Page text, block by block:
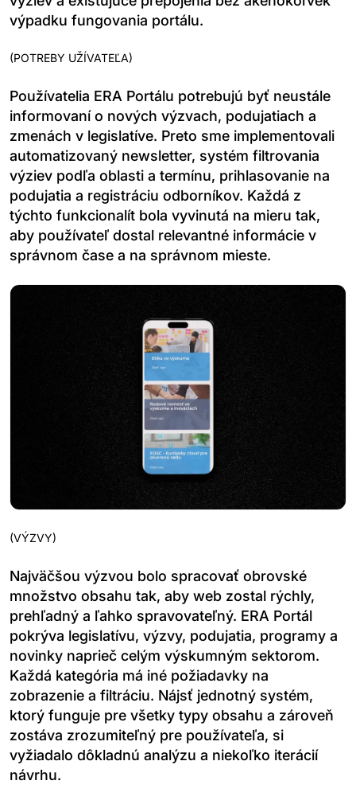
výpadku fungovania portálu.
(POTREBY UŽÍVATEĽA)
Používatelia ERA Portálu potrebujú byť neustále
informovaní o nových výzvach, podujatiach a
zmenách v legislatíve. Preto sme implementovali
automatizovaný newsletter, systém filtrovania
výziev podľa oblasti a termínu, prihlasovanie na
podujatia a registráciu odborníkov. Každá z
týchto funkcionalít bola vyvinutá na mieru tak,
aby používateľ dostal relevantné informácie v
správnom čase a na správnom mieste.
(VÝZVY)
Najväčšou výzvou bolo spracovať obrovské
množstvo obsahu tak, aby web zostal rýchly,
prehľadný a ľahko spravovateľný. ERA Portál
pokrýva legislatívu, výzvy, podujatia, programy a
novinky naprieč celým výskumným sektorom.
Každá kategória má iné požiadavky na
zobrazenie a filtráciu. Nájsť jednotný systém,
ktorý funguje pre všetky typy obsahu a zároveň
zostáva zrozumiteľný pre používateľa, si
vyžiadalo dôkladnú analýzu a niekoľko iterácií
návrhu.